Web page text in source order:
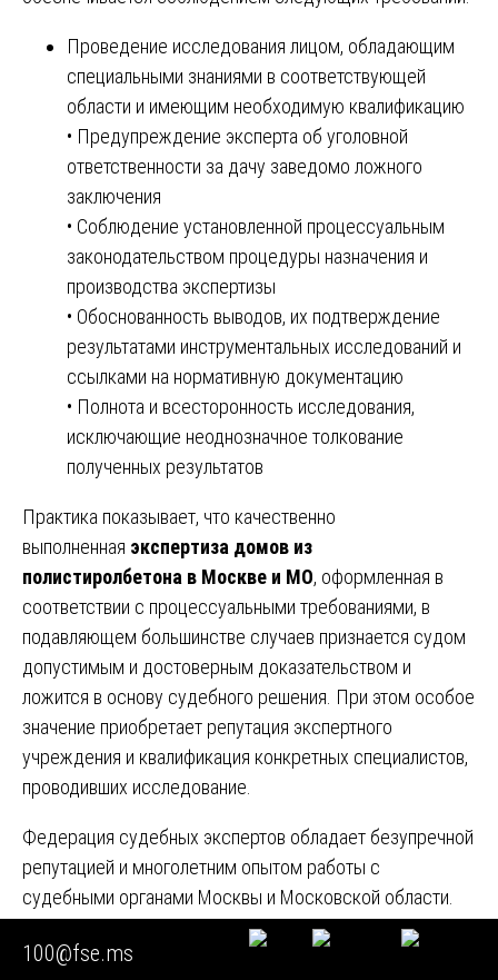
Проведение исследования лицом, обладающим
специальными знаниями в соответствующей
области и имеющим необходимую квалификацию
• Предупреждение эксперта об уголовной
ответственности за дачу заведомо ложного
заключения
• Соблюдение установленной процессуальным
законодательством процедуры назначения и
производства экспертизы
• Обоснованность выводов, их подтверждение
результатами инструментальных исследований и
ссылками на нормативную документацию
• Полнота и всесторонность исследования,
исключающие неоднозначное толкование
полученных результатов
Практика показывает, что качественно
выполненная экспертиза домов из
полистиролбетона в Москве и МО, оформленная в
соответствии с процессуальными требованиями, в
подавляющем большинстве случаев признается судом
допустимым и достоверным доказательством и
ложится в основу судебного решения. При этом особое
значение приобретает репутация экспертного
учреждения и квалификация конкретных специалистов,
проводивших исследование.
Федерация судебных экспертов обладает безупречной
репутацией и многолетним опытом работы с
судебными органами Москвы и Московской области.
Высокий профессиональный уровень наших экспертов
подтвержден соответствующими сертификатами и
100@fse.ms